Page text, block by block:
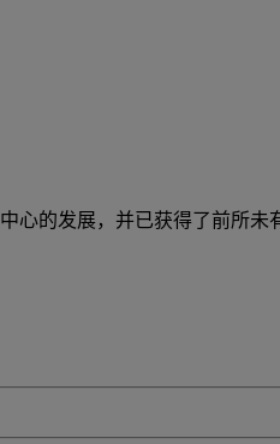
心的发展，并已获得了前所未